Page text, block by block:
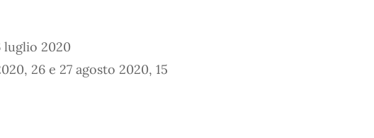
luglio 2020
26 e 27 agosto 2020, 15